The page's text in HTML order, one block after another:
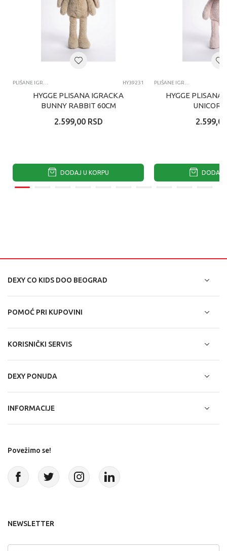
HY39231
HYGGE PLISANA IGRACKA
BUNNY RABBIT 60CM
2.599,00 RSD
DODAJ U KORPU
HYGGE PLISANA
2.599,00
DODAJ
DEXY CO KIDS DOO BEOGRAD
POMOĆ PRI KUPOVINI
KORISNIČKI SERVIS
DEXY PONUDA
INFORMACIJE
Povežimo se!
NEWSLETTER